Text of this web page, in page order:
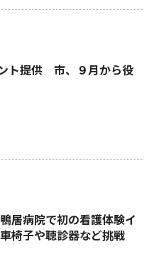
ト提供 市、９月から役
居病院で初の看護体験イ
椅子や聴診器など挑戦